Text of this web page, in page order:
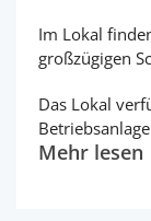
Im Lokal
großzügigen
Das Lokal
Mehr lesen